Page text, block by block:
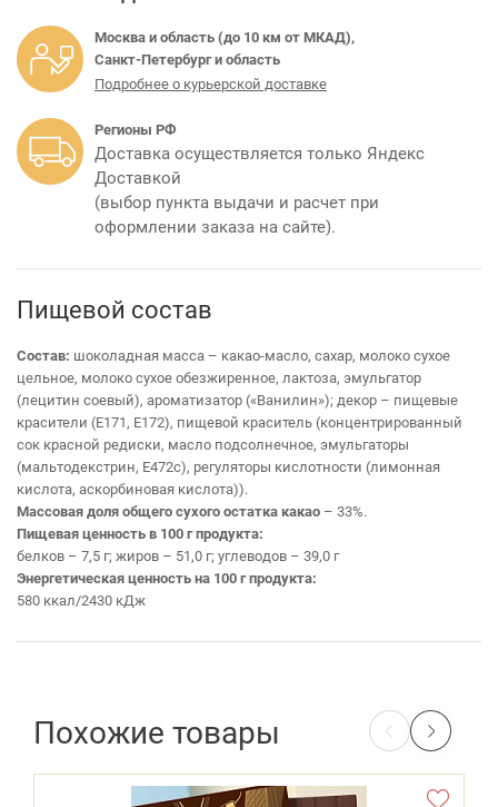
Москва и область (до 10 км от МКАД),
Санкт-Петербург и область
Подробнее о курьерской доставке
Регионы РФ
Доставка осуществляется только Яндекс
Доставкой
(выбор пункта выдачи и расчет при
оформлении заказа на сайте).
Пищевой состав
Состав: шоколадная масса – какао-масло, сахар, молоко сухое
цельное, молоко сухое обезжиренное, лактоза, эмульгатор
(лецитин соевый), ароматизатор («Ванилин»); декор – пищевые
красители (Е171, Е172), пищевой краситель (концентрированный
сок красной редиски, масло подсолнечное, эмульгаторы
(мальтодекстрин, Е472с), регуляторы кислотности (лимонная
кислота, аскорбиновая кислота)).
Массовая доля общего сухого остатка какао – 33%.
Пищевая ценность в 100 г продукта:
белков – 7,5 г; жиров – 51,0 г; углеводов – 39,0 г
Энергетическая ценность на 100 г продукта:
580 ккал/2430 кДж
Похожие товары